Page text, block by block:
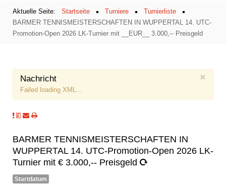
Aktuelle Seite: Startseite Turniere
Turnierliste
BARMER TENNISMEISTERSCHAFTEN IN WUPPERTAL 14. UTC-
Promotion-Open 2026 LK-Turnier mit __EUR__ 3.000,-- Preisgeld
×
Nachricht
Failed loading XML...
BARMER TENNISMEISTERSCHAFTEN IN
WUPPERTAL 14. UTC-Promotion-Open 2026 LK-
Turnier mit € 3.000,-- Preisgeld
Startdatum